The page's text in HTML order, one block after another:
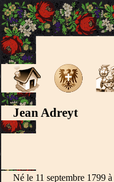
Jean Adreyt
Né le 11 septembre 1799 à